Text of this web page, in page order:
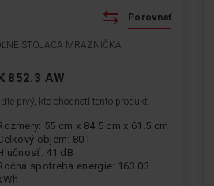
STOJACA MRAZNIČKA
852.3 AW
prvý, kto ohodnotí tento produkt
55 cm x 84.5 cm x 61.5 cm
objem: 80 l
41 dB
spotreba energie: 163.03
Porovnať